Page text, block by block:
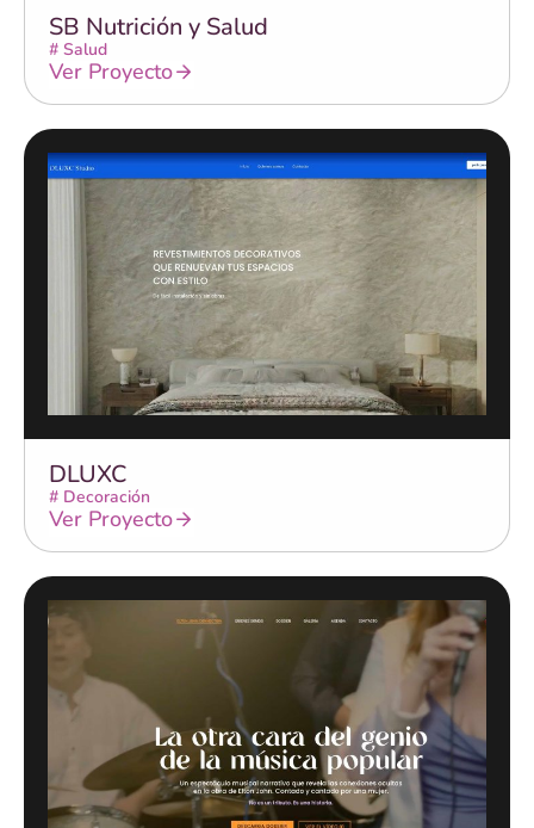
SB Nutrición y Salud
# Salud
Ver Proyecto
DLUXC
# Decoración
Ver Proyecto